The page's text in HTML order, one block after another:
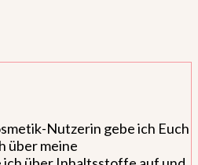
Nutzerin gebe ich Euch
über meine